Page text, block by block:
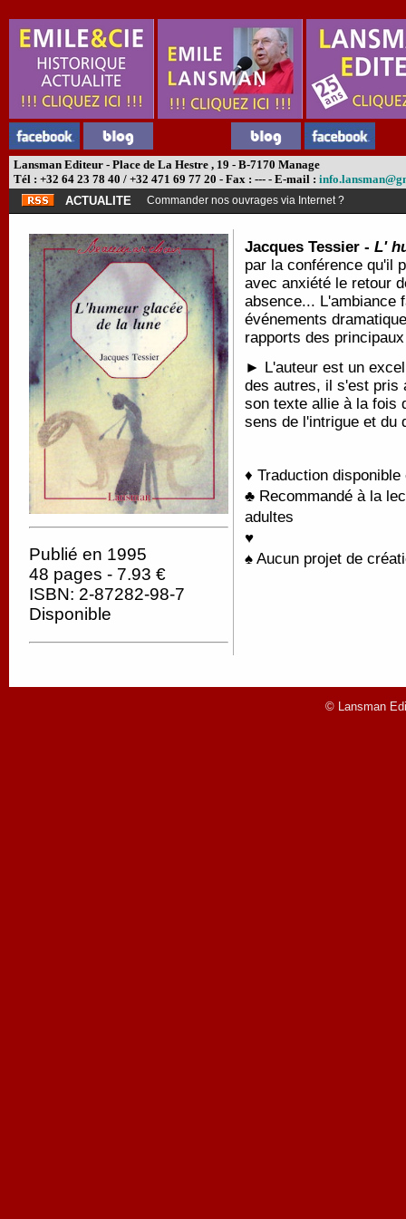
Lansman Editeur - Place de La Hestre , 19 - B-7170 Manage
Tél : +32 64 23 78 40 / +32 471 69 77 20 - Fax : --- - E-mail :
ACTUALITE
Commander nos ouvrages via Internet ?
Publié en 1995
48 pages - 7.93 €
ISBN: 2-87282-98-7
Disponible
Jacques Tessier - L'
par la conférence qu'il
avec anxiété le retour
absence... L'ambiance
événements
rapports des
► L'auteur est un
des autres, il s'est pris
son texte allie à la fois
sens de l'intrigue et du
♦ Traduction
♣ Recommandé à la
adultes
♥
♠ Aucun projet de
© Lansman